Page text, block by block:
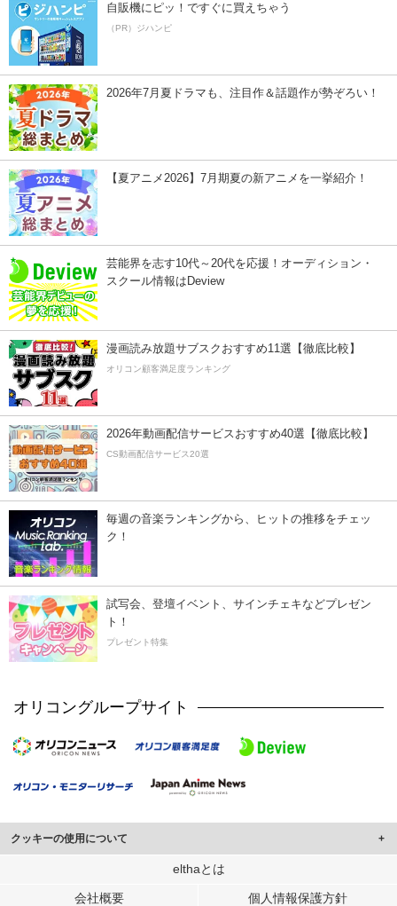
自販機にピッ！ですぐに買えちゃう
（PR）ジハンピ
2026年7月夏ドラマも、注目作＆話題作が勢ぞろい！
【夏アニメ2026】7月期夏の新アニメを一挙紹介！
芸能界を志す10代～20代を応援！オーディション・
スクール情報はDeview
漫画読み放題サブスクおすすめ11選【徹底比較】
オリコン顧客満足度ランキング
2026年動画配信サービスおすすめ40選【徹底比較】
CS動画配信サービス20選
毎週の音楽ランキングから、ヒットの推移をチェッ
ク！
試写会、登壇イベント、サインチェキなどプレゼン
ト！
プレゼント特集
オリコングループサイト
クッキーの使用について
このサイトでは Cookie を使用して、ユーザーに合わせたコンテンツや広告の
行っています。
elthaとは
会社概要 個人情報保護方針